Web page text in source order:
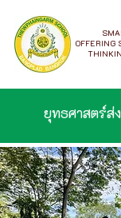
OFFERING
ยุทธศาสตร์ส่